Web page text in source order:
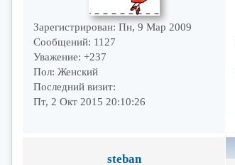
Зарегистрирован: Пн, 9 Мар 2009
Сообщений: 1127
Уважение: +237
Пол: Женский
Последний визит:
Пт, 2 Окт 2015 20:10:26
steban